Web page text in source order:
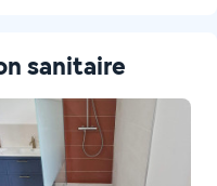
sanitaire